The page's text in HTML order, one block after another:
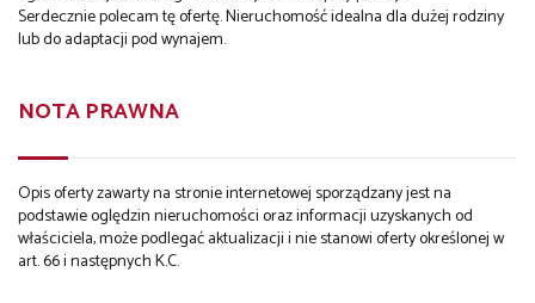
Serdecznie polecam tę ofertę. Nieruchomość idealna dla dużej rodziny
lub do adaptacji pod wynajem.
NOTA PRAWNA
Opis oferty zawarty na stronie internetowej sporządzany jest na
podstawie oględzin nieruchomości oraz informacji uzyskanych od
właściciela, może podlegać aktualizacji i nie stanowi oferty określonej w
art. 66 i następnych K.C.